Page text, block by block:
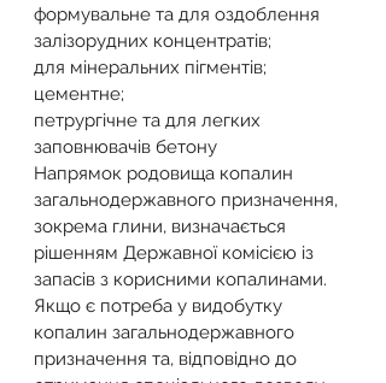
формувальне та для оздоблення
залізорудних концентратів;
для мінеральних пігментів;
цементне;
петрургічне та для легких
заповнювачів бетону
Напрямок родовища копалин
загальнодержавного призначення,
зокрема глини, визначається
рішенням Державної комісією із
запасів з корисними копалинами.
Якщо є потреба у видобутку
копалин загальнодержавного
призначення та, відповідно до